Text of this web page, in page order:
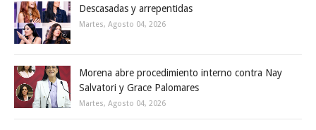
Descasadas y arrepentidas
Martes, Agosto 04, 2026
Morena abre procedimiento interno contra Nay
Salvatori y Grace Palomares
Martes, Agosto 04, 2026